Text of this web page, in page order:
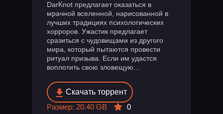
DarKnot предлагает оказаться в
мрачной вселенной, нарисованной в
лучших традициях психологических
хорроров. Ужастик предлагает
сразиться с чудовищами из другого
мира, который пытаются провести
ритуал призыва. Если им удастся
воплотить свою зловещую...
Скачать торрент
Размер: 20.40 GB
0